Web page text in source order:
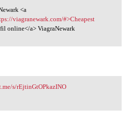
<a href=https:/
<a
viagranewark.com/#>Cheapest
online</a> ViagraNewark
s
s/rEjtinGtOPkazINO